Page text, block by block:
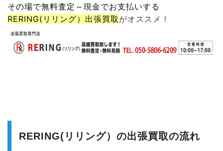
その場で無料査定～現金でお支払いする
RERING(リリング） 出張買取 がオススメ！
RERING(リリング）の出張買取の流れ